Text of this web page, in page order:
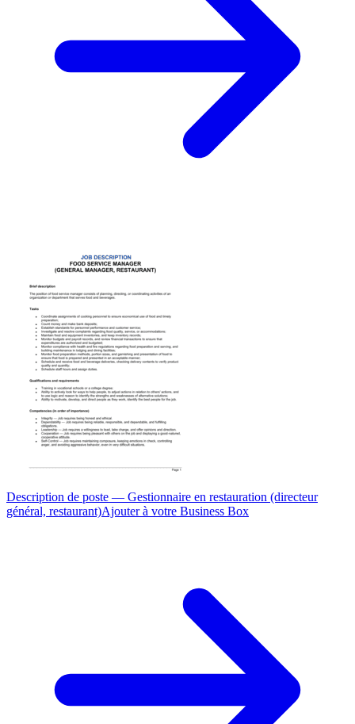
Description de poste — Gestionnaire en restauration (directeur
général, restaurant)Ajouter à votre Business Box